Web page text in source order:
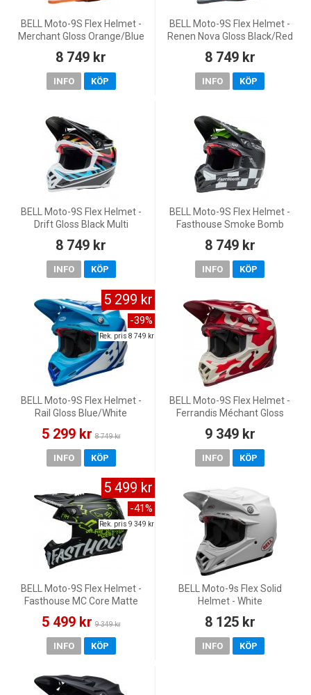
BELL Moto-9S Flex Helmet -
Merchant Gloss Orange/Blue
8 749 kr
INFO KÖP
BELL Moto-9S Flex Helmet -
Renen Nova Gloss Black/Red
8 749 kr
INFO KÖP
BELL Moto-9S Flex Helmet -
Drift Gloss Black Multi
8 749 kr
INFO KÖP
BELL Moto-9S Flex Helmet -
Fasthouse Smoke Bomb
Yellow
8 749 kr
INFO KÖP
BELL Moto-9S Flex Helmet -
Rail Gloss Blue/White
5 299 kr 8 749 kr
5 299 kr
-39%
Rek. pris 8 749 kr
INFO KÖP
BELL Moto-9S Flex Helmet -
Ferrandis Méchant Gloss
9 349 kr
INFO KÖP
BELL Moto-9S Flex Helmet -
Fasthouse MC Core Matte
5 499 kr 9 349 kr
5 499 kr
-41%
Rek. pris 9 349 kr
INFO KÖP
BELL Moto-9s Flex Solid
Helmet - White
8 125 kr
INFO KÖP